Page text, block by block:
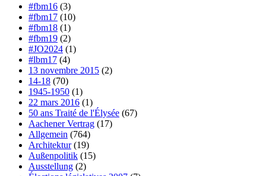
#fbm16 (3)
#fbm17 (10)
#fbm18 (1)
#fbm19 (2)
#JO2024 (1)
#lbm17 (4)
13 novembre 2015 (2)
14-18 (70)
1945-1950 (1)
22 mars 2016 (1)
50 ans Traité de l'Élysée (67)
Aachener Vertrag (17)
Allgemein (764)
Architektur(19)
Außenpolitik (15)
Ausstellung (2)